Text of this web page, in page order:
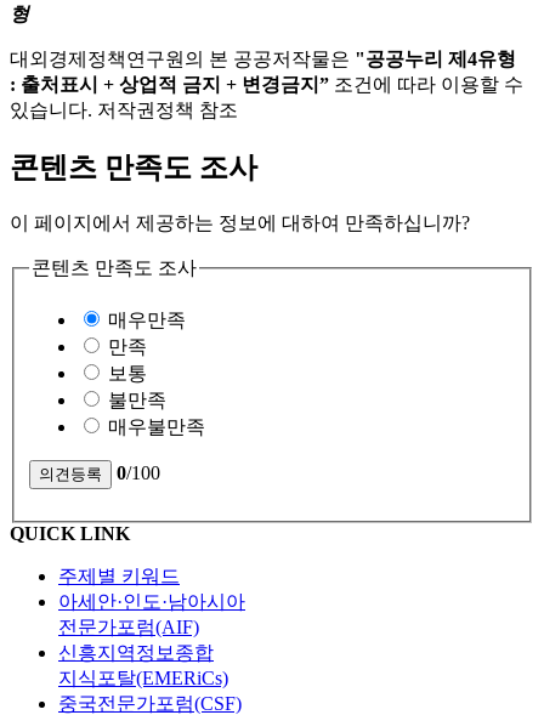
형
대외경제정책연구원의 본 공공저작물은 "공공누리 제4유형
: 출처표시 + 상업적 금지 + 변경금지” 조건에 따라 이용할 수
있습니다. 저작권정책 참조
콘텐츠 만족도 조사
이 페이지에서 제공하는 정보에 대하여 만족하십니까?
콘텐츠 만족도 조사
매우만족
만족
보통
불만족
매우불만족
0/100
QUICK LINK
주제별 키워드
아세안·인도·남아시아
전문가포럼(AIF)
신흥지역정보종합
지식포탈(EMERiCs)
중국전문가포럼(CSF)